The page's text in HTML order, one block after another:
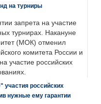
на турниры
запрета на участие
турнирах. Накануне
(МОК) отменил
комитета России и
участие российских
участия российских
нужные ему гарантии